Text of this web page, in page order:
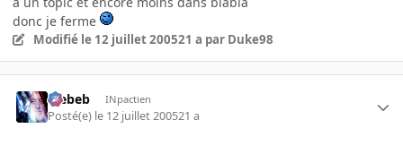
donc je ferme
Modifié le 12 juillet 200521 a par Duke98
Trebeb INpactien
Posté(e) le 12 juillet 200521 a